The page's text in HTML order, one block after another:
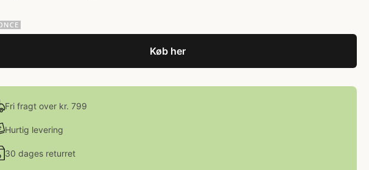
Køb her
Fri fragt over kr. 799
Hurtig levering
30 dages returret